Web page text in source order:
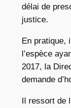
délai de
justice.
En pratique,
l’espèce
2017, la
demande
Il ressort de